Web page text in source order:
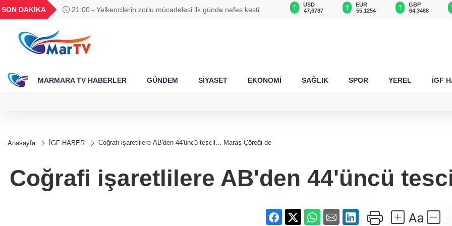
SON DAKİKA 21:00 - 688 milyon TL tarımsal destek hesaplarda
BGN
27,9743
0,0018
6.660,55
13.779,39
47,6787
EUR
55,1254
GBP
64,3468
CHF
59,0083
MARMARA TV HABERLER GÜNDEM SİYASET EKONOMİ SAĞLIK SPOR YEREL İGF
Anasayfa İGF HABER Coğrafi işaretlilere AB'den 44'üncü tescil... Maraş Çöreği de
Coğrafi işaretlilere AB'den 44'üncü